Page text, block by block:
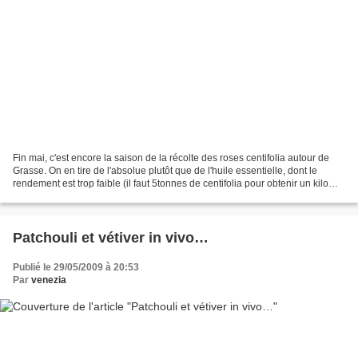
Fin mai, c'est encore la saison de la récolte des roses centifolia autour de
Grasse. On en tire de l'absolue plutôt que de l'huile essentielle, dont le
rendement est trop faible (il faut 5tonnes de centifolia pour obtenir un kilo
Patchouli et vétiver in vivo…
Publié le 29/05/2009 à 20:53
Par venezia